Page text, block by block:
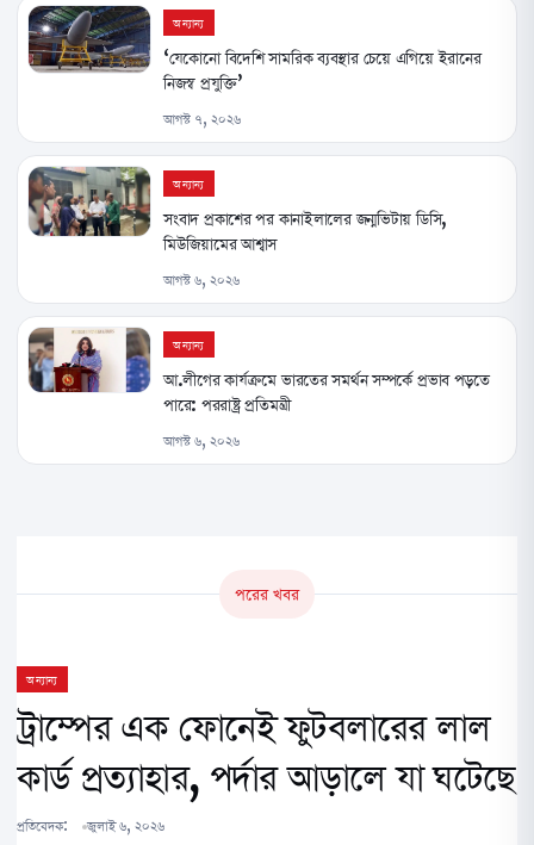
অন্যান্য
‘যেকোনো বিদেশি সামরিক ব্যবস্থার চেয়ে এগিয়ে ইরানের
নিজস্ব প্রযুক্তি’
আগস্ট ৭, ২০২৬
অন্যান্য
সংবাদ প্রকাশের পর কানাইলালের জন্মভিটায় ডিসি,
মিউজিয়ামের আশ্বাস
আগস্ট ৬, ২০২৬
অন্যান্য
আ.লীগের কার্যক্রমে ভারতের সমর্থন সম্পর্কে প্রভাব পড়তে
পারে: পররাষ্ট্র প্রতিমন্ত্রী
আগস্ট ৬, ২০২৬
পরের খবর
অন্যান্য
ট্রাম্পের এক ফোনেই ফুটবলারের লাল
কার্ড প্রত্যাহার, পর্দার আড়ালে যা ঘটেছে
প্রতিবেদক: জুলাই ৬, ২০২৬